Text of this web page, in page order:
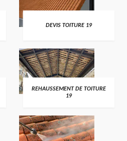
DEVIS TOITURE 19
REHAUSSEMENT DE TOITURE
19